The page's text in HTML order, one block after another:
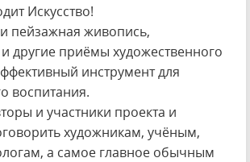
Искусство!
пейзажная живопись,
другие приёмы художественного
инструмент для
воспитания.
и участники проекта и
художникам, учёным,
а самое главное обычным